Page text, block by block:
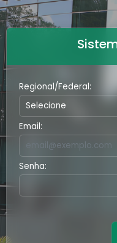
Regional/Federal:
Email:
Senha: